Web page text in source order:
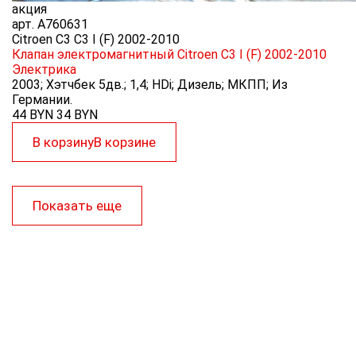
акция
арт. A760631
Citroen C3 C3 I (F) 2002-2010
Клапан электромагнитный Citroen C3 I (F) 2002-2010
Электрика
2003; Хэтчбек 5дв.; 1,4; HDi; Дизель; МКПП; Из
Германии.
44 BYN 34 BYN
В корзинуВ корзине
Показать еще